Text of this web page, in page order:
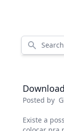
Search for
Posted by
Existe a